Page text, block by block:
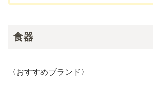
食器
〈おすすめブランド〉